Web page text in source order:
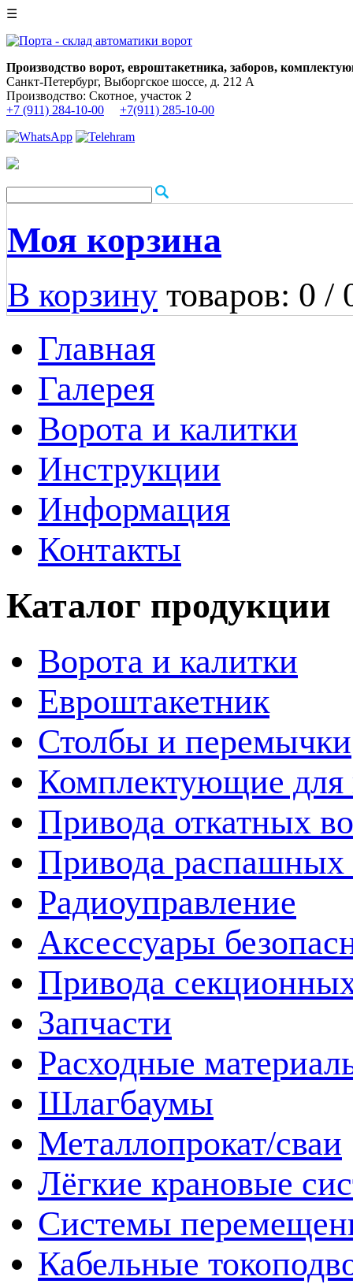
☰
Производство ворот, евроштакетника, заборов,
Санкт-Петербург, Выборгское шоссе, д. 212 А
Производство: Скотное, участок 2
+7 (911) 284-10-00
+7(911) 285-10-00
Моя корзина
В корзину товаров: 0 /
Главная
Галерея
Ворота и калитки
Инструкции
Информация
Контакты
Каталог продукции
Ворота и калитки
Евроштакетник
Столбы и перемычки
Комплектующие для
Привода откатных
Привода распашных
Радиоуправление
Аксессуары
Привода
Запчасти
Расходные
Шлагбаумы
Металлопрокат/сваи
Лёгкие крановые
Системы
Кабельные